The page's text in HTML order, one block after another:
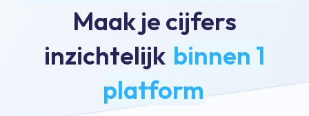
Maak je cijfers
inzichtelijk binnen 1
platform